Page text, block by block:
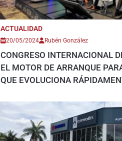
ACTUALIDAD
20/05/2024 Rubén González
CONGRESO INTERNACIONAL
EL MOTOR DE ARRANQUE
QUE EVOLUCIONA